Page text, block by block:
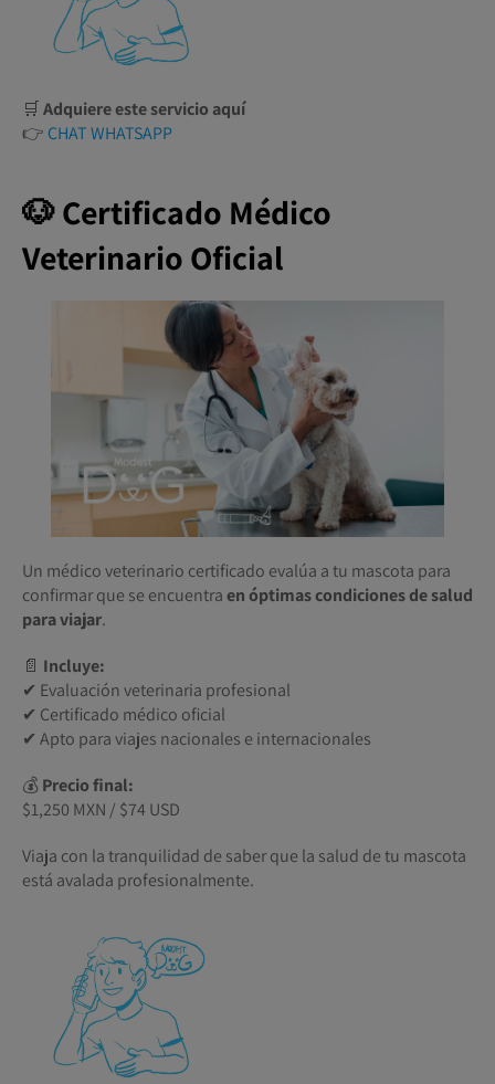
🛒Adquiere este servicio aquí
👉 CHAT WHATSAPP
🐶 Certificado Médico
Veterinario Oficial
Un médico veterinario certificado evalúa a tu mascota para
confirmar que se encuentraen óptimas condiciones de salud
para viajar.
📄 Incluye:
✔ Evaluación veterinaria profesional
✔ Certificado médico oficial
✔ Apto para viajes nacionales e internacionales
💰 Precio final:
$1,250 MXN / $74 USD
Viaja con la tranquilidad de saber que la salud de tu mascota
está avalada profesionalmente.